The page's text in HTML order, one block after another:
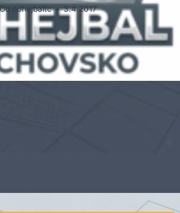
Od nohejbaltc 3.4.2017